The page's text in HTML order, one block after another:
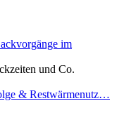
im
und Co.
& Restwärmenutz…